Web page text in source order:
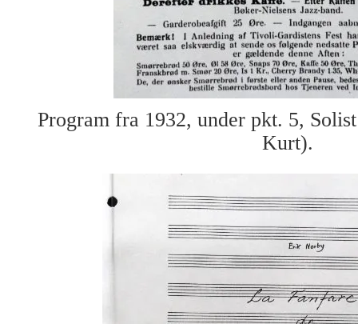
Program fra 1932, under pkt. 5,
Kurt).